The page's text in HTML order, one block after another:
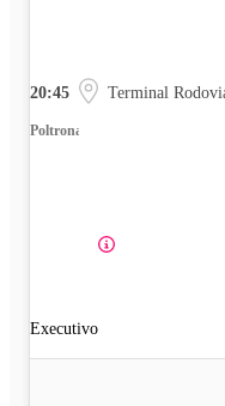
20:45 Terminal
Poltrona
Executivo